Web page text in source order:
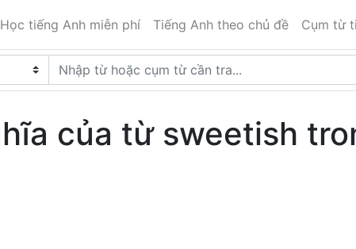
Học tiếng Anh miễn phí Tiếng Anh theo chủ đề Cụm từ
của từ sweetish